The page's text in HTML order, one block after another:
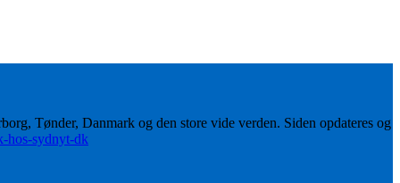
Tønder, Danmark og den store vide verden. Siden opdateres og
hos-sydnyt-dk